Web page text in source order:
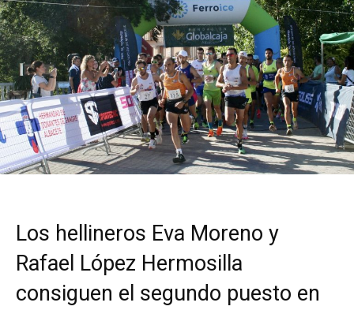
Los hellineros Eva Moreno y
Rafael López Hermosilla
consiguen el segundo puesto en